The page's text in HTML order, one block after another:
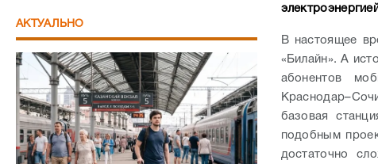
АКТУАЛЬНО
В настоящее
«Билайн». А
абонентов
базовая
подобным
достаточно